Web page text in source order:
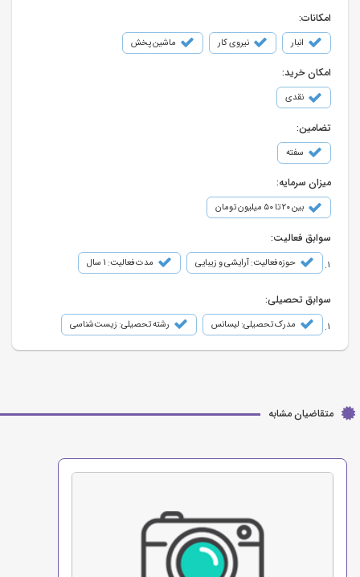
امکانات:
انبار نیروی کار ماشین پخش
امکان خرید:
نقدی
تضامین:
سفته
میزان سرمایه:
بین ۲۰ تا ۵۰ میلیون تومان
سوابق فعالیت:
حوزه فعالیت: آرایشی و زیبایی مدت فعالیت: 1 سال
سوابق تحصیلی:
مدرک تحصیلی: لیسانس رشته تحصیلی: زیست‌شناسی
متقاضیان مشابه